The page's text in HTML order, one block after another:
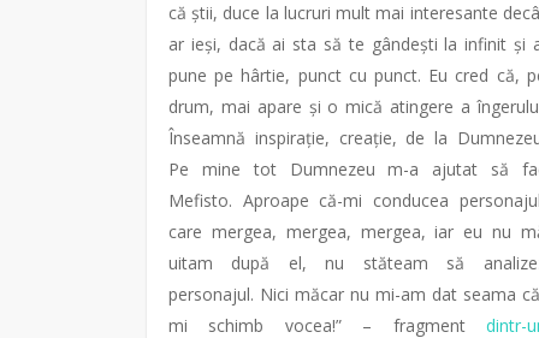
că știi, duce la lucruri mult mai interesante
ar ieși, dacă ai sta să te gândești la infinit și
pune pe hârtie, punct cu punct. Eu cred că,
drum, mai apare și o mică atingere a
Înseamnă inspirație, creație, de la
Pe mine tot Dumnezeu m-a ajutat să
Mefisto. Aproape că-mi conducea
care mergea, mergea, mergea, iar eu nu
uitam după el, nu stăteam să
personajul. Nici măcar nu mi-am dat seama
mi schimb vocea!” – fragment dintr-